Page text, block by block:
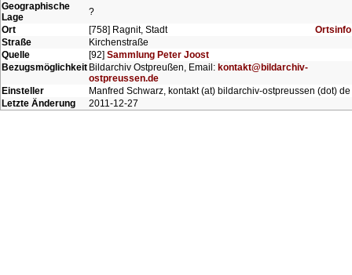
Geographische
Lage
?
Ort
[758] Ragnit, Stadt
Ortsinfo
Straße
Kirchenstraße
Quelle
[92] Sammlung Peter Joost
Bezugsmöglichkeit Bildarchiv Ostpreußen, Email: kontakt@bildarchiv-
ostpreussen.de
Einsteller
Manfred Schwarz, kontakt (at) bildarchiv-ostpreussen (dot) de
Letzte Änderung
2011-12-27